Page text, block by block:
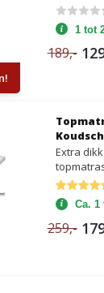
1 tot
189,-
Extra
Ca. 1
259,-